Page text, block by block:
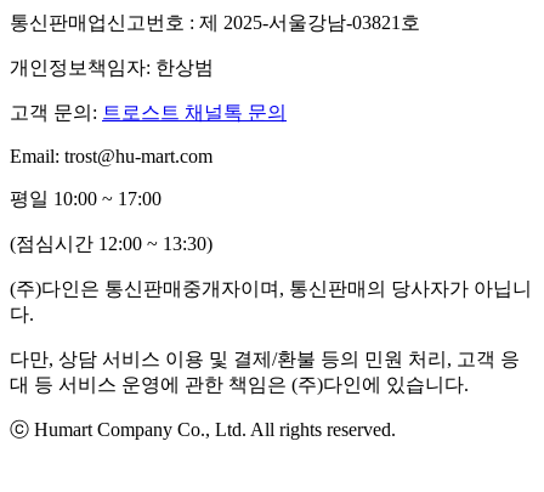
통신판매업신고번호 : 제 2025-서울강남-03821호
개인정보책임자: 한상범
고객 문의: 트로스트 채널톡 문의
Email: trost@hu-mart.com
평일 10:00 ~ 17:00
(점심시간 12:00 ~ 13:30)
(주)다인은 통신판매중개자이며, 통신판매의 당사자가 아닙니
다.
다만, 상담 서비스 이용 및 결제/환불 등의 민원 처리, 고객 응
대 등 서비스 운영에 관한 책임은 (주)다인에 있습니다.
ⓒ Humart Company Co., Ltd. All rights reserved.